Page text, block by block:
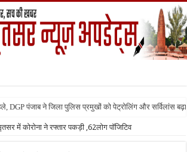
DGP पंजाब ने जिला पुलिस प्रमुखों को पेट्रोलिंग और सर्विलांस
में कोरोना ने रफ्तार पकड़ी ,62लोग पॉजिटिव